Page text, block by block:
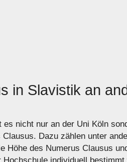
in Slavistik an
es nicht nur an der Uni Köln
Dazu zählen unter
Höhe des Numerus Clausus